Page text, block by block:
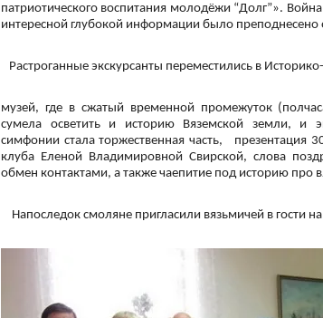
патриотического воспитания молодёжи “Долг”».
интересной глубокой информации было
Растроганные экскурсанты переместились в
музей, где в сжатый временной промежуток
сумела осветить и историю Вяземской земли, и
симфонии стала торжественная часть, презентация
клуба Еленой Владимировной Свирской, слова
обмен контактами, а также чаепитие под историю про
Напоследок смоляне пригласили вязьмичей в гости